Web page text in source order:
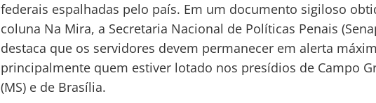
federais espalhadas pelo país. Em um documento sigiloso
coluna Na Mira, a Secretaria Nacional de Políticas Penais
destaca que os servidores devem permanecer em alerta
principalmente quem estiver lotado nos presídios de Campo
(MS) e de Brasília.